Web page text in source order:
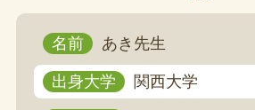
名前 あき先生
出身大学 関西大学